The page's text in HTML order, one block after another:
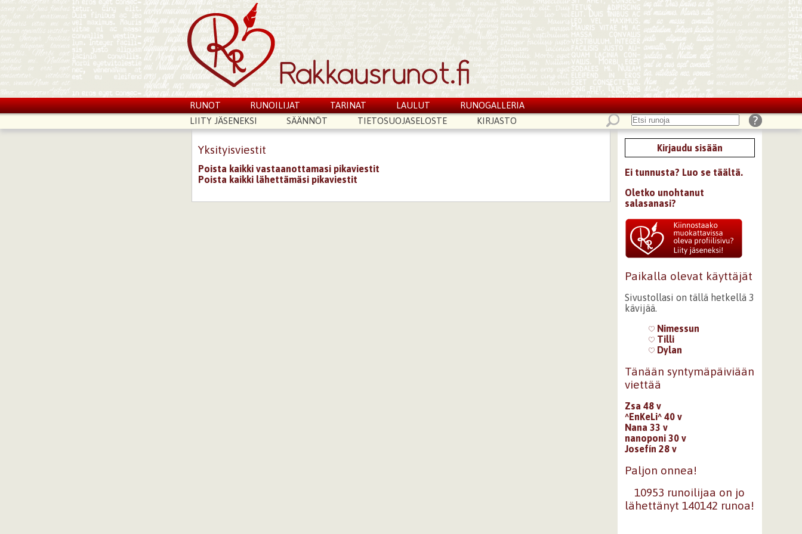
RUNOT RUNOILIJAT TARINAT LAULUT
RUNOGALLERIA
LIITY JÄSENEKSI
SÄÄNNÖT TIETOSUOJASELOSTE KIRJASTO
Yksityisviestit
Poista kaikki vastaanottamasi pikaviestit
Poista kaikki lähettämäsi pikaviestit
Kirjaudu sisään
Ei tunnusta? Luo se täältä.
Oletko unohtanut
salasanasi?
Paikalla olevat käyttäjät
Sivustollasi on tällä hetkellä 3
kävijää.
Nimessun
Tilli
Dylan
Tänään syntymäpäiviään
viettää
Zsa 48 v
^EnKeLi^ 40 v
Nana 33 v
nanoponi 30 v
Josefín 28 v
Paljon onnea!
10953 runoilijaa on jo
lähettänyt 140142 runoa!